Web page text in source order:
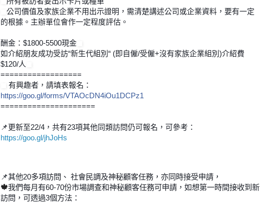
公司價值及家族企業不用出示證明，需清楚講述公司或企業資料，要有一定
的根據。主辦單位會作一定程度評估。
酬金：$1800-5500現金
如介紹朋友成功受訪“新生代組別“ (即自僱/受僱+沒有家族企業組別)介紹費
$120/人
==================
有興趣者，請填表報名：
https://goo.gl/forms/VTAOcDN4iOu1DCPz1
=====================
📌更新至22/4，共有23項其他同類訪問仍可報名，可參考：
https://goo.gl/jhJoHs
📌其他20多項訪問、 社會民調及神秘顧客任務，亦同時接受申請 ，
🍁我們每月有60-70份市場調查和神秘顧客任務可申請，如想第一時間接收到新
訪問，可透過3個方法：